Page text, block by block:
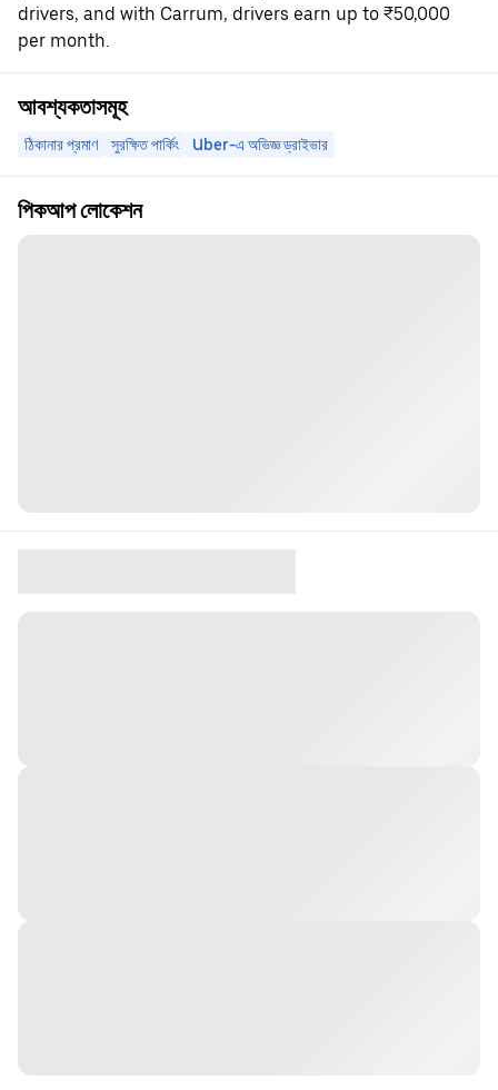
drivers, and with Carrum, drivers earn up to ₹50,000
per month.
আবশ্যকতাসমূহ
ঠিকানার প্রমাণ সুরক্ষিত পার্কিং Uber-এ অভিজ্ঞ ড্রাইভার
পিকআপ লোকেশন